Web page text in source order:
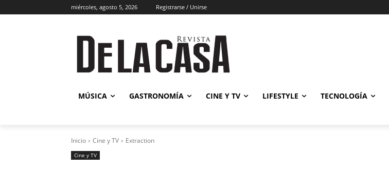
miércoles, agosto 5, 2026 Registrarse / Unirse
MÚSICA GASTRONOMÍA CINE Y TV LIFESTYLE TECNOLOGÍA
Inicio Cine y TV Extraction
Cine y TV